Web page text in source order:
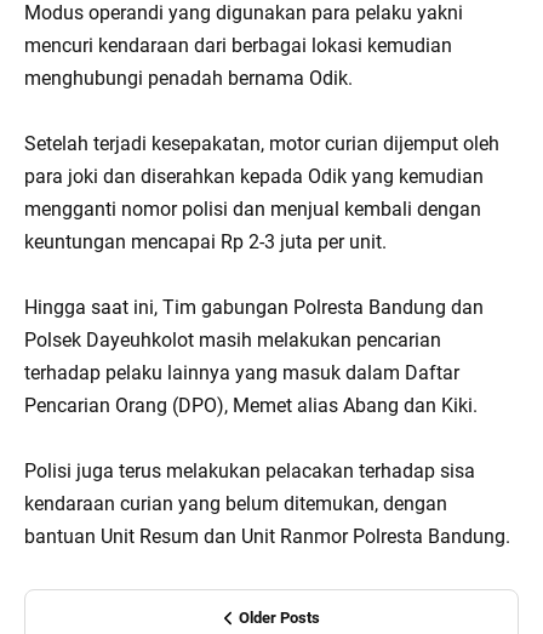
Modus operandi yang digunakan para pelaku yakni
mencuri kendaraan dari berbagai lokasi kemudian
menghubungi penadah bernama Odik.
Setelah terjadi kesepakatan, motor curian dijemput oleh
para joki dan diserahkan kepada Odik yang kemudian
mengganti nomor polisi dan menjual kembali dengan
keuntungan mencapai Rp 2-3 juta per unit.
Hingga saat ini, Tim gabungan Polresta Bandung dan
Polsek Dayeuhkolot masih melakukan pencarian
terhadap pelaku lainnya yang masuk dalam Daftar
Pencarian Orang (DPO), Memet alias Abang dan Kiki.
Polisi juga terus melakukan pelacakan terhadap sisa
kendaraan curian yang belum ditemukan, dengan
bantuan Unit Resum dan Unit Ranmor Polresta Bandung.
Older Posts